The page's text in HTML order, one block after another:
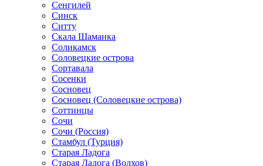
Сенгилей
Синск
Ситту
Скала Шаманка
Соликамск
Соловецкие острова
Сортавала
Сосенки
Сосновец
Сосновец (Соловецкие острова)
Соттинцы
Сочи
Сочи (Россия)
Стамбул (Турция)
Старая Ладога
Старая Ладога (Волхов)